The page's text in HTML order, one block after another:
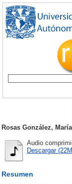
Rosas González,
Audio
Descargar
Resumen